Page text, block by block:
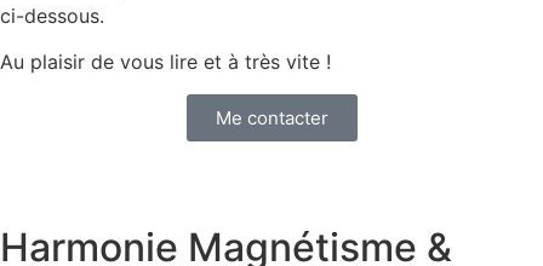
ci-dessous.
Au plaisir de vous lire et à très vite !
Me contacter
Harmonie Magnétisme &